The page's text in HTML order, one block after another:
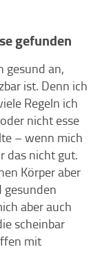
gefunden
gesund an,
ist. Denn ich
Regeln ich
nicht esse
– wenn mich
das nicht gut.
Körper aber
gesunden
aber auch
scheinbar
mit